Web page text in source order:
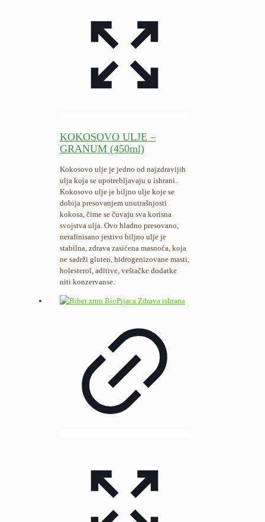
KOKOSOVO ULJE –
GRANUM (450ml)
Kokosovo ulje je jedno od najzdravijih
ulja koja se upotrebljavaju u ishrani.
Kokosovo ulje je biljno ulje koje se
dobija presovanjem unutrašnjosti
kokosa, čime se čuvaju sva korisna
svojstva ulja. Ovo hladno presovano,
nerafinisano jestivo biljno ulje je
stabilna, zdrava zasićena masnoća, koja
ne sadrži gluten, hidrogenizovane masti,
holesterol, aditive, veštačke dodatke
niti konzervanse.